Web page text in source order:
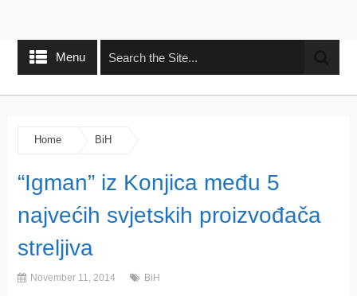
Menu
Home BiH
“Igman” iz Konjica među 5
najvećih svjetskih proizvođača
streljiva
November 11, 2014 BiH